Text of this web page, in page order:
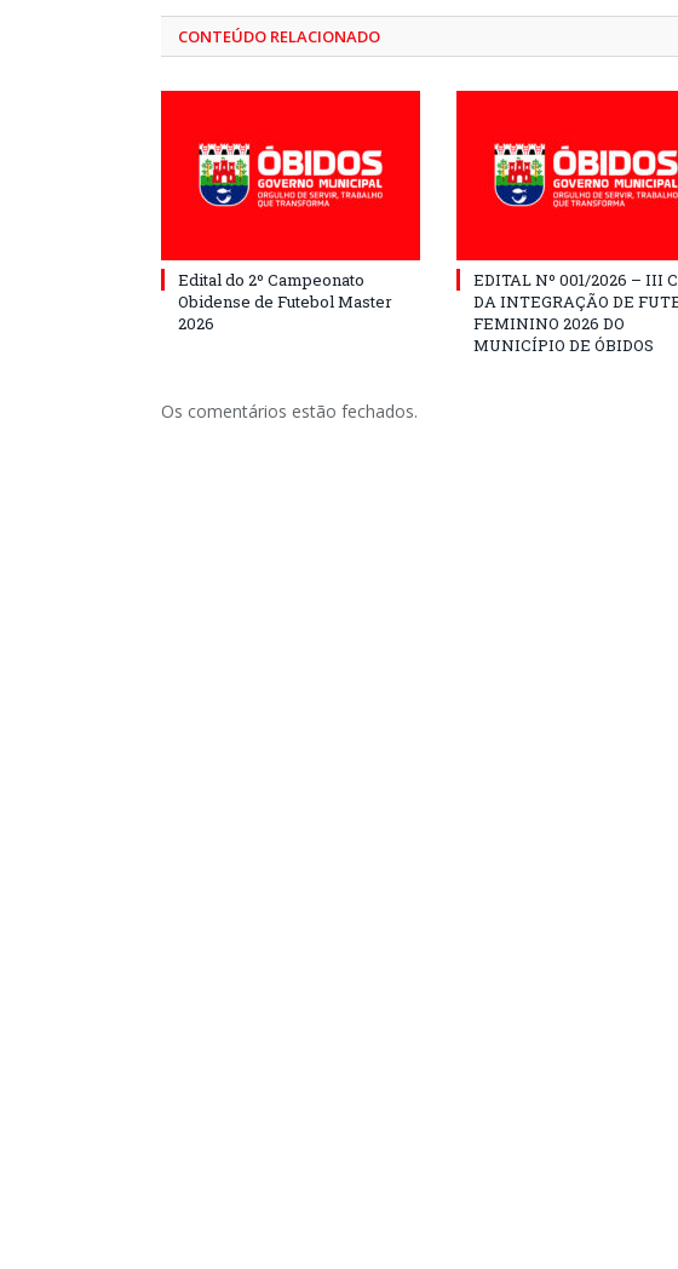
CONTEÚDO RELACIONADO
Edital do 2º Campeonato
Obidense de Futebol Master
2026
EDITAL Nº 001/2026 – III
DA INTEGRAÇÃO DE
FEMININO 2026 DO
MUNICÍPIO DE ÓBIDOS
Os comentários estão fechados.